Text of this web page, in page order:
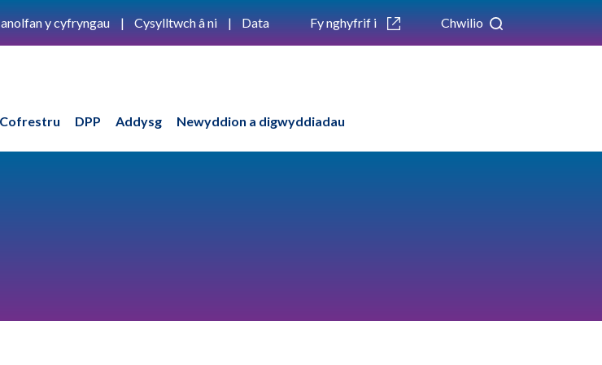
y cyfryngau Cysylltwch â ni Data Fy nghyfrif i Chwilio
Cofrestru DPP Addysg Newyddion a digwyddiadau